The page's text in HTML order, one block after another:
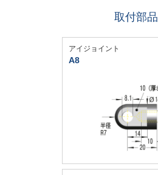
取付部品
アイジョイント
A8